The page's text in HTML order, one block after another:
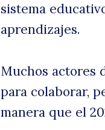
sistema
aprendizajes.
Muchos actores
para colaborar,
manera que el